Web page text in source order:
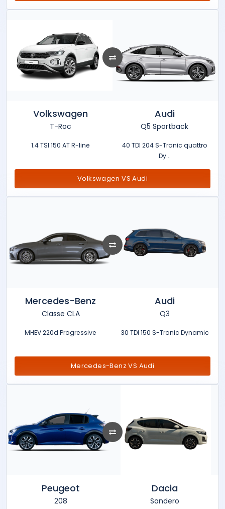
Volkswagen
T-Roc
1.4 TSI 150 AT R-line
Audi
Q5 Sportback
40 TDI 204 S-Tronic quattro
Dy...
Volkswagen VS Audi
Mercedes-Benz
Classe CLA
MHEV 220d Progressive
Audi
Q3
30 TDI 150 S-Tronic Dynamic
Mercedes-Benz VS Audi
Peugeot
208
Dacia
Sandero